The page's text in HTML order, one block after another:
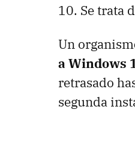
10. Se trata
Un
a Windows
retrasado
segunda